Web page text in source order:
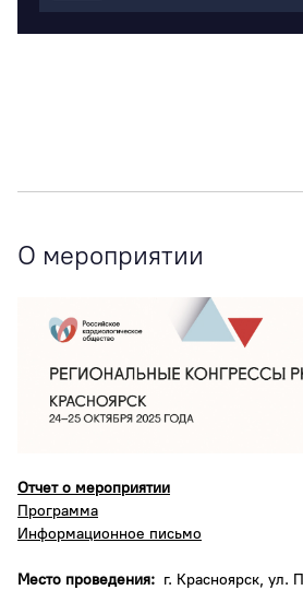
О мероприятии
Отчет о мероприятии
Программа
Информационное письмо
Место проведения: г. Красноярск, ул.